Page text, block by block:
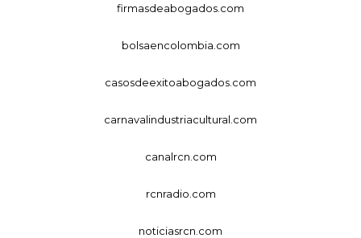
firmasdeabogados.com
bolsaencolombia.com
casosdeexitoabogados.com
carnavalindustriacultural.com
canalrcn.com
rcnradio.com
noticiasrcn.com